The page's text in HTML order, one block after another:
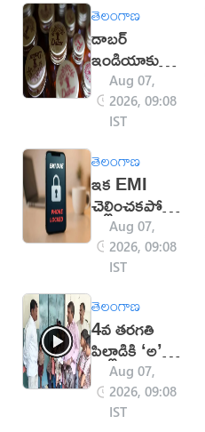
తెలంగాణ
డాబర్‌
ఇండియాకు
ఊరట...
FSSAI
ఆదేశాలపై
హైకోర్టు స్టే
Aug 07,
2026, 09:08
IST
తెలంగాణ
ఇక EMI
చెల్లించకపోతే
ఫోన్ లాక్‌..
RBI
నిబంధనలు
ఇవే!
Aug 07,
2026, 09:08
IST
తెలంగాణ
4వ తరగతి
పిల్లాడికి ‘అ’
రాదా? అంటూ
టీచర్లపై ఎమ్మెల్యే
ఫైర్!
Aug 07,
2026, 09:08
IST